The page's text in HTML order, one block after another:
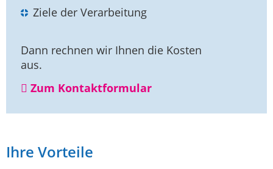
Ziele der Verarbeitung
Dann rechnen wir Ihnen die Kosten
aus.
Zum Kontaktformular
Ihre Vorteile